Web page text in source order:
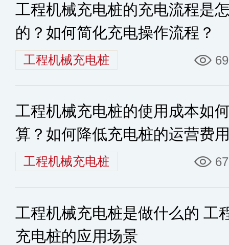
工程机械充电桩的充电流程是
的？如何简化充电操作流程？
工程机械充电桩 69
工程机械充电桩的使用成本如
算？如何降低充电桩的运营费
工程机械充电桩 67
工程机械充电桩是做什么的 工
充电桩的应用场景